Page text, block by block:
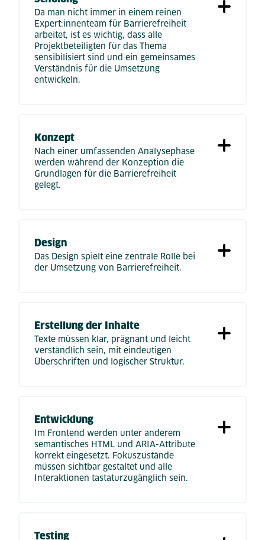
Da man nicht immer in einem reinen
Expert:innenteam für Barrierefreiheit
arbeitet, ist es wichtig, dass alle
Projektbeteiligten für das Thema
sensibilisiert sind und ein gemeinsames
Verständnis für die Umsetzung
entwickeln.
Konzept
Nach einer umfassenden Analysephase
werden während der Konzeption die
Grundlagen für die Barrierefreiheit
gelegt.
Design
Das Design spielt eine zentrale Rolle bei
der Umsetzung von Barrierefreiheit.
Erstellung der Inhalte
Texte müssen klar, prägnant und leicht
verständlich sein, mit eindeutigen
Überschriften und logischer Struktur.
Entwicklung
Im Frontend werden unter anderem
semantisches HTML und ARIA-Attribute
korrekt eingesetzt. Fokuszustände
müssen sichtbar gestaltet und alle
Interaktionen tastaturzugänglich sein.
Testing